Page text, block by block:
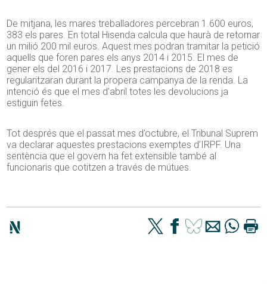
De mitjana, les mares treballadores percebran 1.600 euros,
383 els pares. En total Hisenda calcula que haurà de retornar
un milió 200 mil euros. Aquest mes podran tramitar la petició
aquells que foren pares els anys 2014 i 2015. El mes de
gener els del 2016 i 2017. Les prestacions de 2018 es
regularitzaran durant la propera campanya de la renda. La
intenció és que el mes d’abril totes les devolucions ja
estiguin fetes.
Tot després que el passat mes d’octubre, el Tribunal Suprem
va declarar aquestes prestacions exemptes d’IRPF. Una
sentència que el govern ha fet extensible també al
funcionaris que cotitzen a través de mútues.